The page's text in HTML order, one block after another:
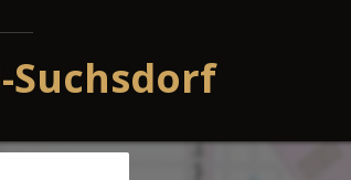
Suchsdorf